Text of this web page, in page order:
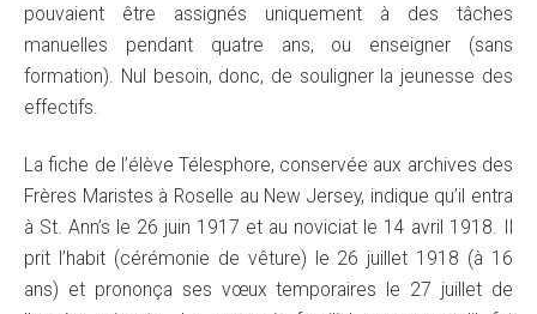
pouvaient être assignés uniquement à des tâches
manuelles pendant quatre ans, ou enseigner (sans
formation). Nul besoin, donc, de souligner la jeunesse des
effectifs.
La fiche de l’élève Télesphore, conservée aux archives des
Frères Maristes à Roselle au New Jersey, indique qu’il entra
à St. Ann’s le 26 juin 1917 et au noviciat le 14 avril 1918. Il
prit l’habit (cérémonie de vêture) le 26 juillet 1918 (à 16
ans) et prononça ses vœux temporaires le 27 juillet de